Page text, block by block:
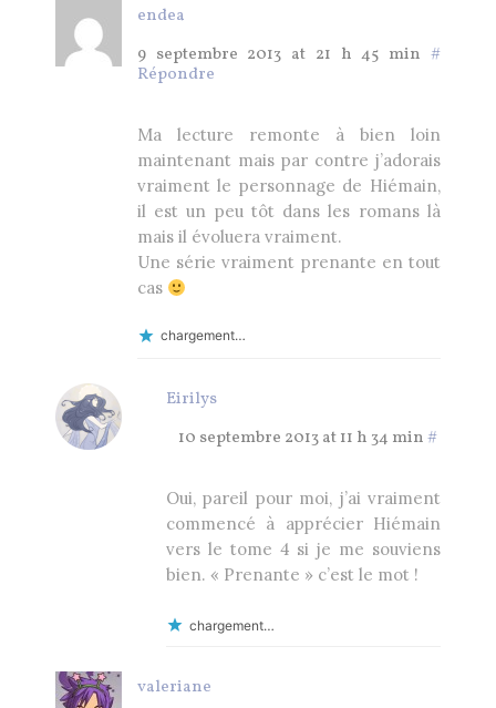
endea
9 septembre 2013 at 21 h 45 min #
Répondre
Ma lecture remonte à bien loin
maintenant mais par contre j’adorais
vraiment le personnage de Hiémain,
il est un peu tôt dans les romans là
mais il évoluera vraiment.
Une série vraiment prenante en tout
cas
chargement…
Eirilys
10 septembre 2013 at 11 h 34 min#
Oui, pareil pour moi, j’ai vraiment
commencé à apprécier Hiémain
vers le tome 4 si je me souviens
bien. « Prenante » c’est le mot !
chargement…
valeriane